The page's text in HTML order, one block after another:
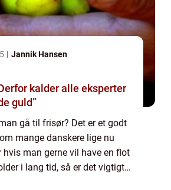
Jannik Hansen
kalder alle eksperter
guld”
gå til frisør? Det er et godt
mange danskere lige nu
hvis man gerne vil have en flot
i lang tid, så er det vigtigt